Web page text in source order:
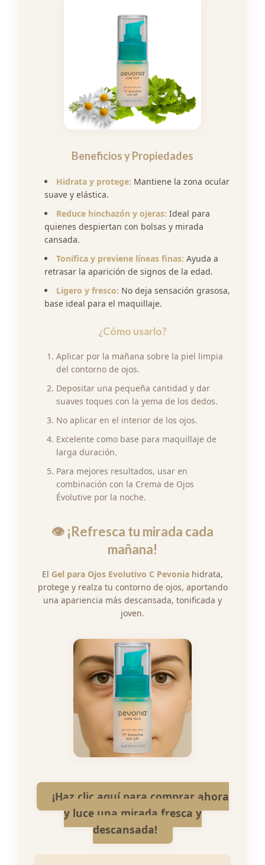
Beneficios y Propiedades
Hidrata y protege: Mantiene la zona ocular
suave y elástica.
Reduce hinchazón y ojeras: Ideal para
quienes despiertan con bolsas y mirada
cansada.
Tonifica y previene líneas finas: Ayuda a
retrasar la aparición de signos de la edad.
Ligero y fresco: No deja sensación grasosa,
base ideal para el maquillaje.
¿Cómo usarlo?
Aplicar por la mañana sobre la piel limpia
del contorno de ojos.
Depositar una pequeña cantidad y dar
suaves toques con la yema de los dedos.
No aplicar en el interior de los ojos.
Excelente como base para maquillaje de
larga duración.
Para mejores resultados, usar en
combinación con la Crema de Ojos
Évolutive por la noche.
👁️ ¡Refresca tu mirada cada
mañana!
El Gel para Ojos Evolutivo C Pevonia hidrata,
protege y realza tu contorno de ojos, aportando
una apariencia más descansada, tonificada y
joven.
¡Haz clic aquí para comprar ahora
y luce una mirada fresca y
descansada!